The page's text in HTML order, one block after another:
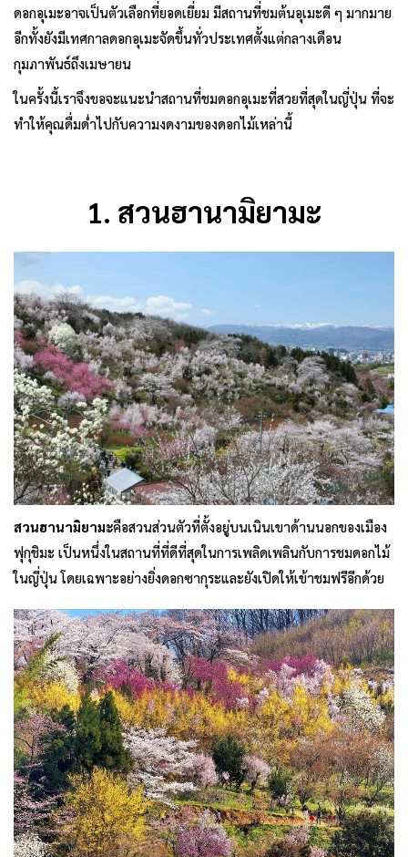
ดอกอุเมะอาจเป็นตัวเลือกที่ยอดเยี่ยม มีสถานที่ชมต้นอุเมะดี ๆ มากมาย
อีกทั้งยังมีเทศกาลดอกอุเมะจัดขึ้นทั่วประเทศตั้งแต่กลางเดือน
กุมภาพันธ์ถึงเมษายน
ในครั้งนี้เราจึงขอจะแนะนำสถานที่ชมดอกอุเมะที่สวยที่สุดในญี่ปุ่น ที่จะ
ทำให้คุณดื่มด่ำไปกับความงดงามของดอกไม้เหล่านี้
1. สวนฮานามิยามะ
สวนฮานามิยามะคือสวนส่วนตัวที่ตั้งอยู่บนเนินเขาด้านนอกของเมือง
ฟุกุชิมะ เป็นหนึ่งในสถานที่ที่ดีที่สุดในการเพลิดเพลินกับการชมดอกไม้
ในญี่ปุ่น โดยเฉพาะอย่างยิ่งดอกซากุระและยังเปิดให้เข้าชมฟรีอีกด้วย